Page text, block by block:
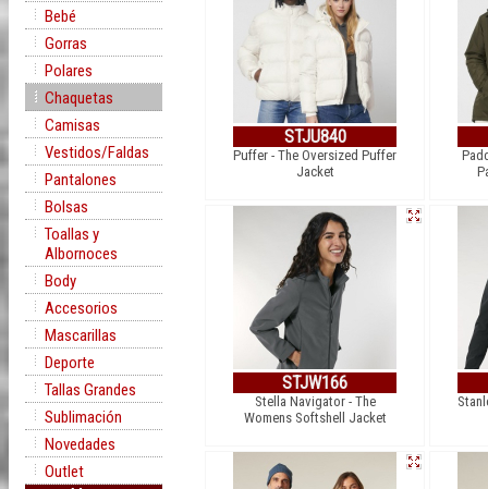
Bebé
Gorras
Polares
Chaquetas
Camisas
Vestidos/Faldas
Pantalones
Bolsas
Toallas y
Albornoces
Body
Accesorios
Mascarillas
Deporte
Tallas Grandes
Sublimación
Novedades
Outlet
STJU840
Puffer - The Oversized Puffer
Jacket
STJW166
Stella Navigator - The
Womens Softshell Jacket